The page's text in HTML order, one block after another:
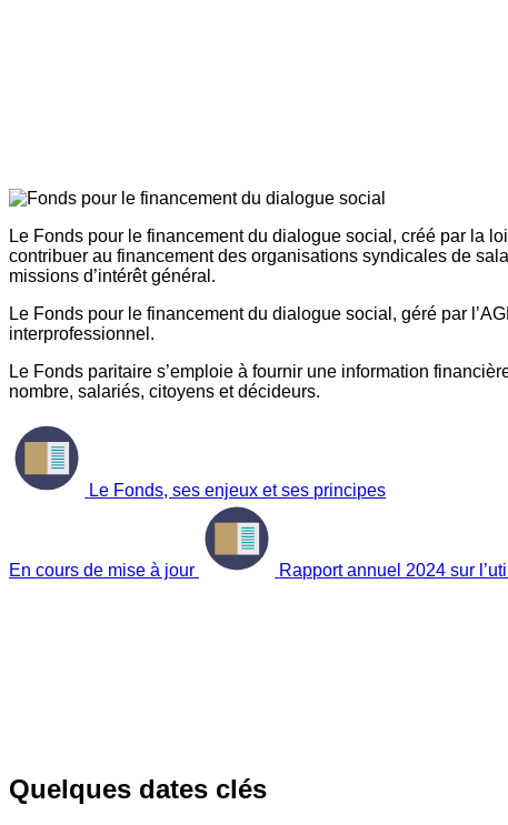
Le Fonds pour le financement du dialogue social, créé par la
contribuer au financement des organisations syndicales de
missions d’intérêt général.
Le Fonds pour le financement du dialogue social, géré par
interprofessionnel.
Le Fonds paritaire s’emploie à fournir une information
nombre, salariés, citoyens et décideurs.
Le Fonds, ses enjeux et ses principes
En cours de mise à jour Rapport annuel 2024 sur
Quelques dates clés